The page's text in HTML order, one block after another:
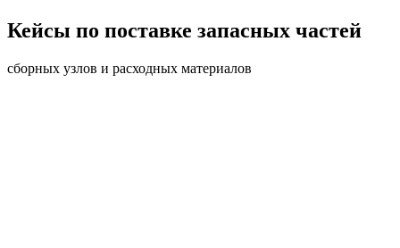
Кейсы по поставке запасных частей
сборных узлов и расходных материалов